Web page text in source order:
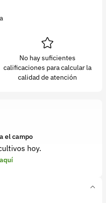
No hay suficientes
calificaciones para calcular la
calidad de atención
el campo
hoy.
reservados